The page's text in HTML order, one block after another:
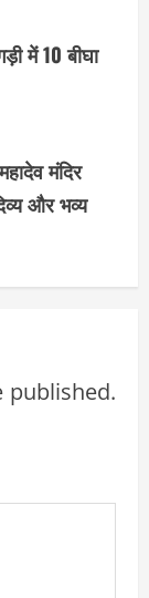
में 10 बीघा
मंदिर
और भव्य
published.